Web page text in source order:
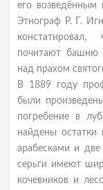
его возведённым
Этнограф Р. Г.
почитают башню
над прахом
В 1889 году
были
погребение в
найдены остатки
арабесками и
серьги имеют
кочевников и